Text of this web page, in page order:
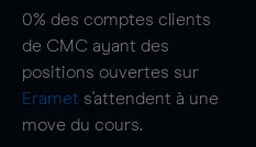
0% des comptes clients
de CMC ayant des
positions ouvertes sur
Eramet s'attendent à une
move du cours.